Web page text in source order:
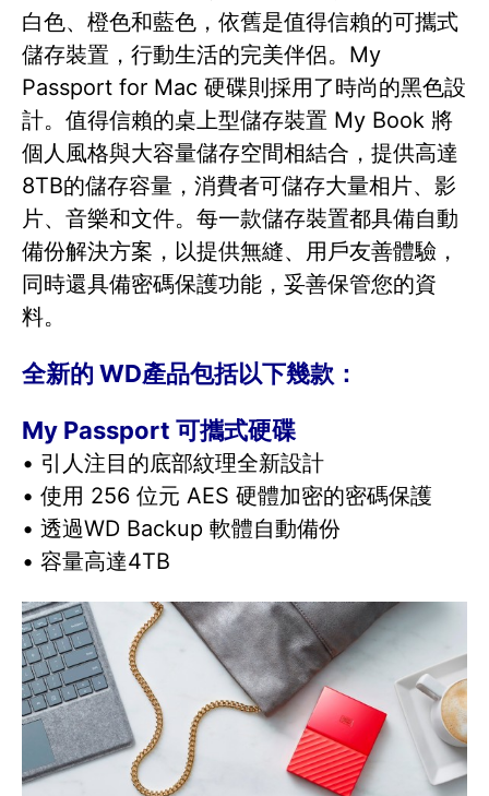
白色、橙色和藍色，依舊是值得信賴的可攜式
儲存裝置，行動生活的完美伴侶。My
Passport for Mac 硬碟則採用了時尚的黑色設
計。值得信賴的桌上型儲存裝置 My Book 將
個人風格與大容量儲存空間相結合，提供高達
8TB的儲存容量，消費者可儲存大量相片、影
片、音樂和文件。每一款儲存裝置都具備自動
備份解決方案，以提供無縫、用戶友善體驗，
同時還具備密碼保護功能，妥善保管您的資
料。
全新的 WD產品包括以下幾款：
My Passport 可攜式硬碟
• 引人注目的底部紋理全新設計
• 使用 256 位元 AES 硬體加密的密碼保護
• 透過WD Backup 軟體自動備份
• 容量高達4TB